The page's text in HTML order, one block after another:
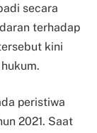
secara
terhadap
kini
peristiwa
2021. Saat